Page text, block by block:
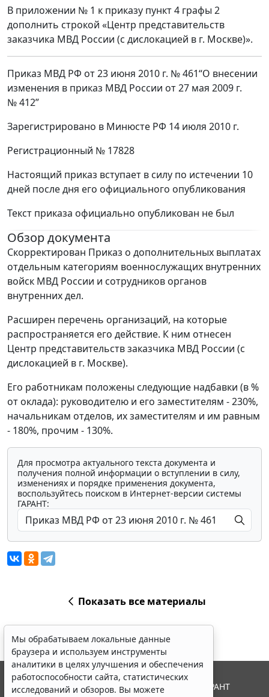
В приложении № 1 к приказу пункт 4 графы 2
дополнить строкой «Центр представительств
заказчика МВД России (с дислокацией в г. Москве)».
Приказ МВД РФ от 23 июня 2010 г. № 461“О внесении
изменения в приказ МВД России от 27 мая 2009 г.
№ 412”
Зарегистрировано в Минюсте РФ 14 июля 2010 г.
Регистрационный № 17828
Настоящий приказ вступает в силу по истечении 10
дней после дня его официального опубликования
Текст приказа официально опубликован не был
Обзор документа
Скорректирован Приказ о дополнительных выплатах
отдельным категориям военнослужащих внутренних
войск МВД России и сотрудников органов
внутренних дел.
Расширен перечень организаций, на которые
распространяется его действие. К ним отнесен
Центр представительств заказчика МВД России (с
дислокацией в г. Москве).
Его работникам положены следующие надбавки (в %
от оклада): руководителю и его заместителям - 230%,
начальникам отделов, их заместителям и им равным
- 180%, прочим - 130%.
Для просмотра актуального текста документа и
получения полной информации о вступлении в силу,
изменениях и порядке применения документа,
воспользуйтесь поиском в Интернет-версии системы
ГАРАНТ:
Показать все материалы
Мы обрабатываем локальные данные
браузера и используем инструменты
аналитики в целях улучшения и обеспечения
работоспособности сайта, статистических
исследований и обзоров. Вы можете
© ООО "НПП "ГАРАНТ-СЕРВИС", 2026. Система ГАРАНТ